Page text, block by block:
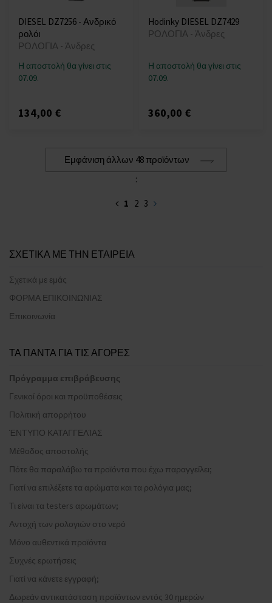
DIESEL DZ7256 - Ανδρικό
ρολόι
ΡΟΛΟΓΙΑ - Άνδρες
Η αποστολή θα γίνει στις
07.09.
134,00 €
Hodinky DIESEL DZ7429
ΡΟΛΟΓΙΑ - Άνδρες
Η αποστολή θα γίνει στις
07.09.
360,00 €
Εμφάνιση άλλων 48 προϊόντων
:
1 2 3
ΣΧΕΤΙΚΑ ΜΕ ΤΗΝ ΕΤΑΙΡΕΙΑ
Σχετικά με εμάς
ΦΟΡΜΑ ΕΠΙΚΟΙΝΩΝΙΑΣ
Επικοινωνία
ΤΑ ΠΑΝΤΑ ΓΙΑ ΤΙΣ ΑΓΟΡΕΣ
Πρόγραμμα επιβράβευσης
Γενικοί όροι και προϋποθέσεις
Πολιτική απορρήτου
ΈΝΤΥΠΟ ΚΑΤΑΓΓΕΛΊΑΣ
Μέθοδος αποστολής
Πότε θα παραλάβω τα προϊόντα που έχω παραγγείλει;
Γιατί να επιλέξετε τα αρώματα και τα ρολόγια μας;
Τι είναι τα testers αρωμάτων;
Αντοχή των ρολογιών στο νερό
Μόνο αυθεντικά προϊόντα
Συχνές ερωτήσεις
Γιατί να κάνετε εγγραφή;
Δωρεάν αντικατάσταση προϊόντων εντός 30 ημερών